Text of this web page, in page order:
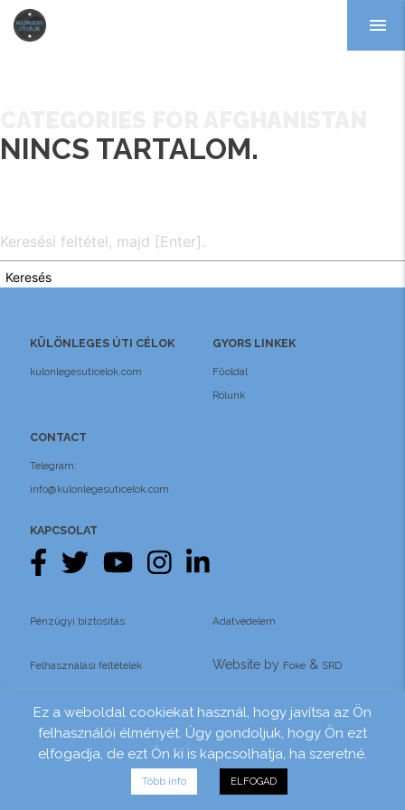
menu
NINCS TARTALOM.
Keresés
KÜLÖNLEGES ÚTI CÉLOK
kulonlegesuticelok.com
GYORS LINKEK
Főoldal
Rólunk
CONTACT
Telegram:
info@kulonlegesuticelok.com
KAPCSOLAT
Pénzügyi biztosítás Adatvédelem
Felhasználási feltételek Website by Foke& SRD
Ez a weboldal cookiekat használ, hogy javítsa az Ön
felhasználói élményét. Úgy gondoljuk, hogy Ön ezt
elfogadja, de ezt Ön ki is kapcsolhatja, ha szeretné.
Több info ELFOGAD